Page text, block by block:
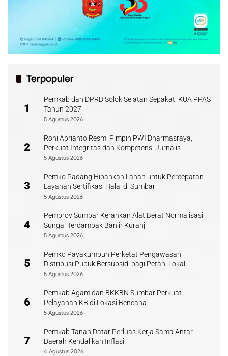
Terpopuler
1
Pemkab dan DPRD Solok Selatan Sepakati KUA PPAS
Tahun 2027
5 Agustus 2026
2
Roni Aprianto Resmi Pimpin PWI Dharmasraya,
Perkuat Integritas dan Kompetensi Jurnalis
5 Agustus 2026
3
Pemko Padang Hibahkan Lahan untuk Percepatan
Layanan Sertifikasi Halal di Sumbar
5 Agustus 2026
4
Pemprov Sumbar Kerahkan Alat Berat Normalisasi
Sungai Terdampak Banjir Kuranji
5 Agustus 2026
5
Pemko Payakumbuh Perketat Pengawasan
Distribusi Pupuk Bersubsidi bagi Petani Lokal
5 Agustus 2026
6
Pemkab Agam dan BKKBN Sumbar Perkuat
Pelayanan KB di Lokasi Bencana
5 Agustus 2026
7
Pemkab Tanah Datar Perluas Kerja Sama Antar
Daerah Kendalikan Inflasi
4 Agustus 2026